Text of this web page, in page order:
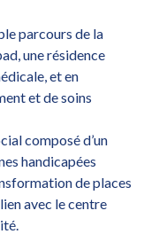
parcours de la
une résidence
et en
et de soins
composé d’un
handicapées
de places
avec le centre